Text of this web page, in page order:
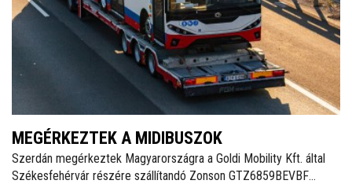
MEGÉRKEZTEK A MIDIBUSZOK
Szerdán megérkeztek Magyarországra a Goldi Mobility Kft. által
Székesfehérvár részére szállítandó Zonson GTZ6859BEVBF